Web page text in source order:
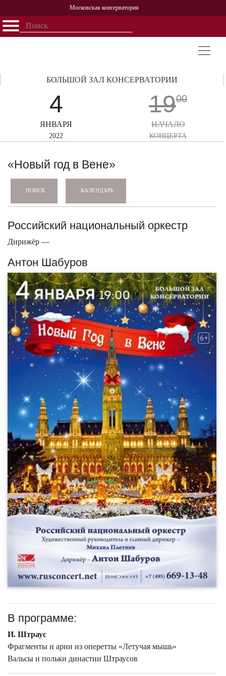
Московская консерватория
Открыть - закрыть
Персоналии
История
4
ЯНВАРЯ
2022
БОЛЬШОЙ ЗАЛ КОНСЕРВАТОРИИ
1900
НАЧАЛО
КОНЦЕРТА
«Новый год в Вене»
ПОИСК КАЛЕНДАРЬ
Российский национальный оркестр
Дирижёр —
Антон Шабуров
В программе:
И. Штраус
Фрагменты и арии из оперетты «Летучая мышь»
Вальсы и польки династии Штраусов